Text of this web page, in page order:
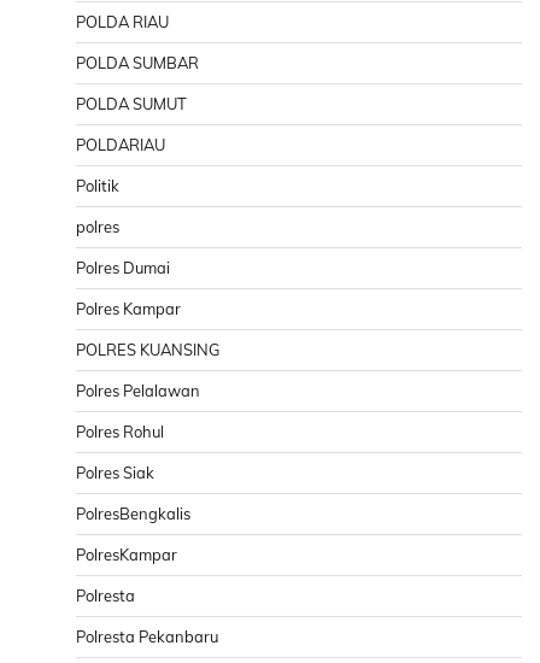
POLDA RIAU
POLDA SUMBAR
POLDA SUMUT
POLDARIAU
Politik
polres
Polres Dumai
Polres Kampar
POLRES KUANSING
Polres Pelalawan
Polres Rohul
Polres Siak
PolresBengkalis
PolresKampar
Polresta
Polresta Pekanbaru